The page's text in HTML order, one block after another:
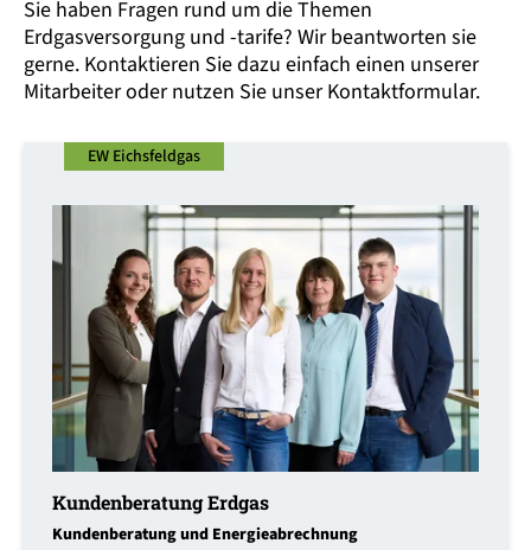
Sie haben Fragen rund um die Themen
Erdgasversorgung und -tarife? Wir beantworten sie
gerne. Kontaktieren Sie dazu einfach einen unserer
Mitarbeiter oder nutzen Sie unser Kontaktformular.
EW Eichsfeldgas
Kundenberatung Erdgas
Kundenberatung und Energieabrechnung